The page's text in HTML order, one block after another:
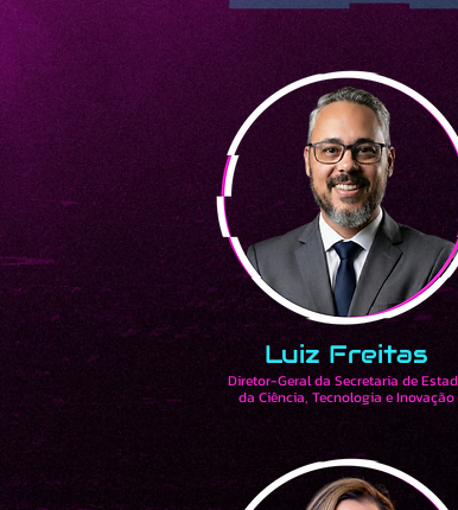
Luiz Freitas
Diretor-Geral da Secretaria de
da Ciência, Tecnologia e Inovação